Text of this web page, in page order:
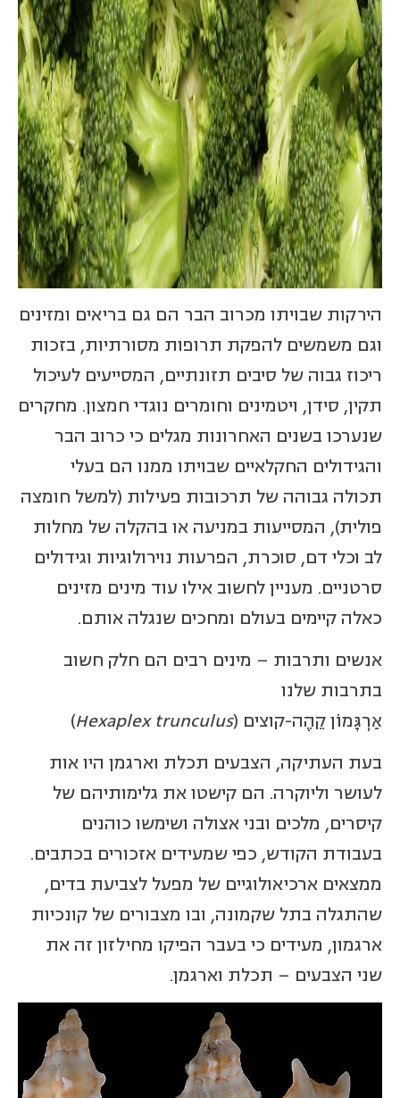
הירקות שבויתו מכרוב הבר הם גם בריאים ומזינים
וגם משמשים להפקת תרופות מסורתיות, בזכות
ריכוז גבוה של סיבים תזונתיים, המסייעים לעיכול
תקין, סידן, ויטמינים וחומרים נוגדי חמצון. מחקרים
שנערכו בשנים האחרונות מגלים כי כרוב הבר
והגידולים החקלאיים שבויתו ממנו הם בעלי
תכולה גבוהה של תרכובות פעילות (למשל חומצה
פולית), המסייעות במניעה או בהקלה של מחלות
לב וכלי דם, סוכרת, הפרעות נוירולוגיות וגידולים
סרטניים. מעניין לחשוב אילו עוד מינים מזינים
כאלה קיימים בעולם ומחכים שנגלה אותם.
אנשים ותרבות – מינים רבים הם חלק חשוב
בתרבות שלנו
אַרְגָּמוֹן קֵהֶה-קוצים (Hexaplex trunculus
)
בעת העתיקה, הצבעים תכלת וארגמן היו אות
לעושר וליוקרה. הם קישטו את גלימותיהם של
קיסרים, מלכים ובני אצולה ושימשו כוהנים
בעבודת הקודש, כפי שמעידים אזכורים בכתבים.
ממצאים ארכיאולוגיים של מפעל לצביעת בדים,
שהתגלה בתל שקמונה, ובו מצבורים של קונכיות
ארגמון, מעידים כי בעבר הפיקו מחילזון זה את
שני הצבעים – תכלת וארגמן.